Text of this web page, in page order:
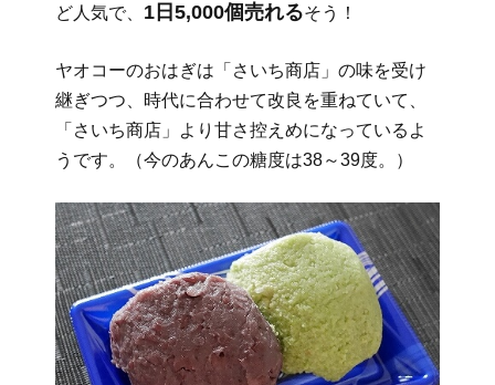
ど人気で、 1日5,000個売れるそう！
ヤオコーのおはぎは「さいち商店」の味を受け
継ぎつつ、時代に合わせて改良を重ねていて、
「さいち商店」より甘さ控えめになっているよ
うです。（今のあんこの糖度は38～39度。）